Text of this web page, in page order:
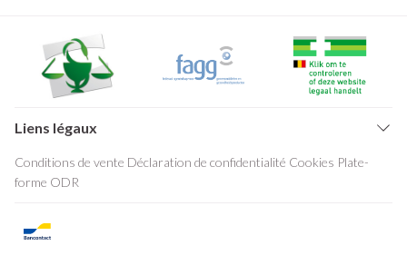
Liens légaux
Conditions de vente Déclaration de confidentialité Cookies Plate-
forme ODR